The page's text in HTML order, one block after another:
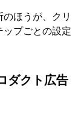
ほうが、クリ
プごとの設定
ダクト広告